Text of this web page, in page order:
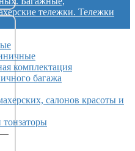
тележки. Тележки
комплектация
багажа
салонов красоты и
тонзаторы